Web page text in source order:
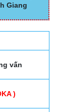
Giang
vấn
)